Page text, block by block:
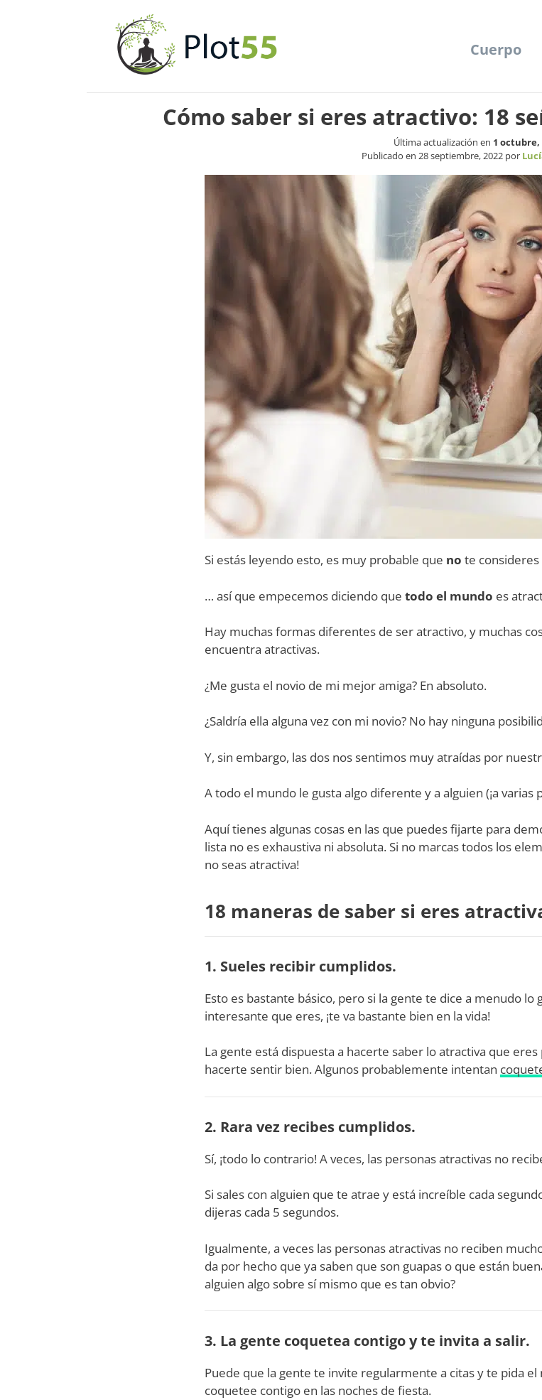
Cuerpo
Cómo saber si eres atractivo: 18
Última actualización en 1 octubre,
Publicado en 28 septiembre, 2022 por
Si estás leyendo esto, es muy probable que no te
… así que empecemos diciendo que todo el mundo es
Hay muchas formas diferentes de ser atractivo, y muchas
encuentra atractivas.
¿Me gusta el novio de mi mejor amiga? En absoluto.
¿Saldría ella alguna vez con mi novio? No hay ninguna
Y, sin embargo, las dos nos sentimos muy atraídas por
A todo el mundo le gusta algo diferente y a alguien (¡a varias
Aquí tienes algunas cosas en las que puedes fijarte para
lista no es exhaustiva ni absoluta. Si no marcas todos los
no seas atractiva!
18 maneras de saber si eres
1. Sueles recibir cumplidos.
Esto es bastante básico, pero si la gente te dice a menudo
interesante que eres, ¡te va bastante bien en la vida!
La gente está dispuesta a hacerte saber lo atractiva que
hacerte sentir bien. Algunos probablemente intentan
2. Rara vez recibes cumplidos.
Sí, ¡todo lo contrario! A veces, las personas atractivas no
Si sales con alguien que te atrae y está increíble cada
dijeras cada 5 segundos.
Igualmente, a veces las personas atractivas no reciben
da por hecho que ya saben que son guapas o que están
alguien algo sobre sí mismo que es tan obvio?
3. La gente coquetea contigo y te invita a salir.
Puede que la gente te invite regularmente a citas y te pida
coquetee contigo en las noches de fiesta.